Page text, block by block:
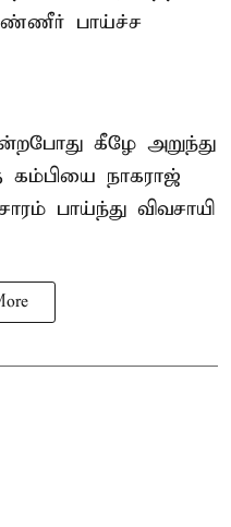
பாய்ச்ச
கீழே அறுந்து
நாகராஜ்
பாய்ந்து விவசாயி